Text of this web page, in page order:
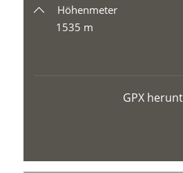
Höhenmeter
1535 m
GPX